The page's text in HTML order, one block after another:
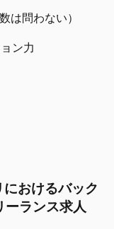
は問わない）
ン力
におけるバック
ーランス求人